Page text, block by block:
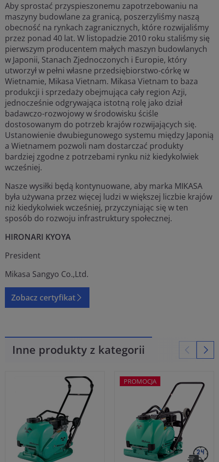
Aby sprostać przyspieszonemu zapotrzebowaniu na
maszyny budowlane za granicą, poszerzyliśmy naszą
obecność na rynkach zagranicznych, które rozwijaliśmy
przez ponad 40 lat. W listopadzie 2010 roku staliśmy się
pierwszym producentem małych maszyn budowlanych
w Japonii, Stanach Zjednoczonych i Europie, który
utworzył w pełni własne przedsiębiorstwo-córkę w
Wietnamie, Mikasa Vietnam. Mikasa Vietnam to baza
produkcji i sprzedaży obejmująca cały region Azji,
jednocześnie odgrywająca istotną rolę jako dział
badawczo-rozwojowy w środowisku ściśle
dostosowanym do potrzeb krajów rozwijających się.
Ustanowienie dwubiegunowego systemu między Japonią
a Wietnamem pozwoli nam dostarczać produkty
bardziej zgodne z potrzebami rynku niż kiedykolwiek
wcześniej.
Nasze wysiłki będą kontynuowane, aby marka MIKASA
była używana przez więcej ludzi w większej liczbie krajów
niż kiedykolwiek wcześniej, przyczyniając się w ten
sposób do rozwoju infrastruktury społecznej.
HIRONARI KYOYA
President
Mikasa Sangyo Co.,Ltd.
Zobacz certyfikat
Inne produkty z kategorii
PROMOCJA